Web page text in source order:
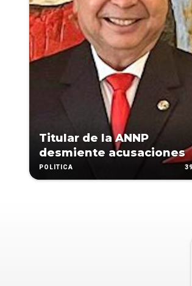
Titular de la ANNP
desmiente acusaciones
POLÍTICA